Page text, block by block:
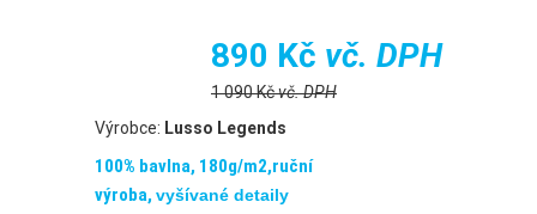
890 Kč vč. DPH
1 090 Kčvč. DPH
Výrobce: Lusso Legends
100% bavlna, 180g/m2,ruční
výroba,vyšívané detaily